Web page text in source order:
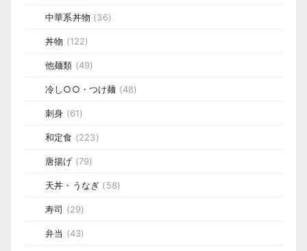
中華系丼物 (36)
丼物 (122)
他麺類 (49)
冷し○○・つけ麺 (48)
刺身 (61)
和定食 (223)
唐揚げ (79)
天丼・うなぎ (58)
寿司 (29)
弁当 (43)